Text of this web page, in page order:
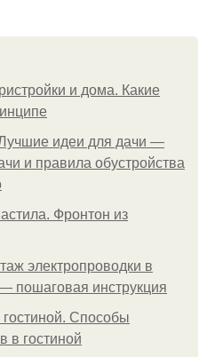
и дома. Какие
Лучшие идеи для дачи —
и правила обустройства
Фронтон из
электропроводки в
пошаговая инструкция
Способы
в гостиной